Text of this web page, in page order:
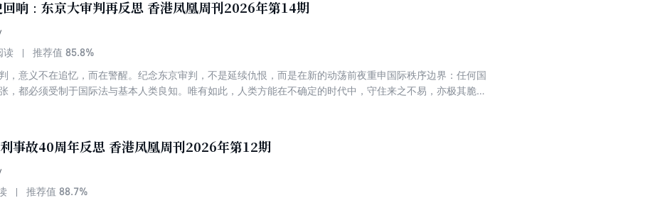
向2035年宏伟目标迈出关键一步 中国力争掌握高科技领域主导权 中国深化“人工智能+”打造增长新引擎 中国
转化为实力 从热播剧《太平年》看中国战略焦点 中国茶产业拓展海外市场 中国零关税举措为非洲创造重要机
服饰销售回升超预期 全球观察 阿根廷民众通胀下艰难维持生计 奥斯卡提名纪录片反思美国社会问题 军情 美以
络空间蔓延 乌克兰部署将武装机器人投入战场 探索 全新GPS+模型勾勒暗物质晕分布图 地磁反转曾持续7万年
·阿特伍德：拥有科学直觉的“天生故事高手” 健康 预防季节性过敏：“跟鼻子约好时间” 产业 通用、福特等美国
时代淘汰吗？ 卷首语 正视并消解公共政策的负面效应 封面故事 一次踏破红线的斩首行动 伊朗剧变 哈梅内伊
的“冰火两重天”
响：东京大审判再反思 香港凤凰周刊2026年第14期
读 推荐值 85.8%
，意义不在追忆，而在警醒。纪念东京审判，不是延续仇恨，而是在新的动荡前夜重申国际秩序边界：任何国
，都必须受制于国际法与基本人类良知。唯有如此，人类方能在不确定的时代中，守住来之不易，亦极其脆弱
事故40周年反思 香港凤凰周刊2026年第12期
推荐值 88.7%